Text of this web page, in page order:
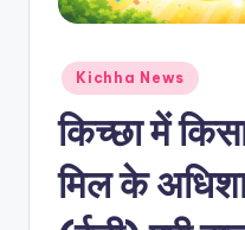
Kichha News
किच्छा में
मिल के